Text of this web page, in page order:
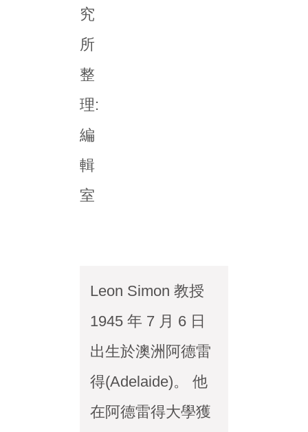
究
所
整
理:
編
輯
室
Leon Simon 教授
1945 年 7 月 6 日
出生於澳洲阿德雷
得(Adelaide)。 他
在阿德雷得大學獲